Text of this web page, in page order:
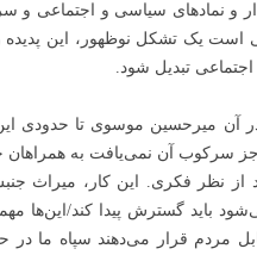
و نمادهای سیاسی و اجتماعی و
یک تشکل نوظهور، این پدیده
تبدیل شود.
میرحسین موسوی تا حدودی این
سرکوب آن نمی‌یافت به همراهان
از نظر فکری. این کار، میراث
باید گسترش پیدا کند/
مردم قرار می‌دهند سپاه ما در